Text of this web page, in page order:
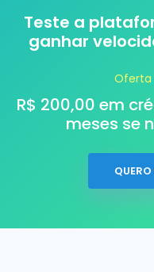
Teste a
ganhar
Oferta
R$ 200,00 em
meses se